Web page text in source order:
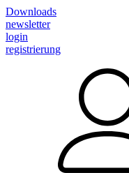
Downloads
newsletter
login
registrierung